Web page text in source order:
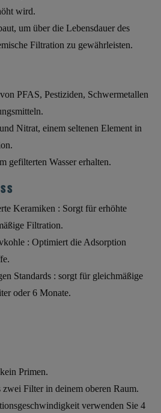
wird.
um über die Lebensdauer des
Filtration zu gewährleisten.
PFAS, Pestiziden, Schwermetallen
Nitrat, einem seltenen Element in
gefilterten Wasser erhalten.
Keramiken : Sorgt für erhöhte
Filtration.
: Optimiert die Adsorption
Standards : sorgt für gleichmäßige
oder 6 Monate.
Primen.
zwei Filter in deinem oberen Raum.
verwenden Sie 4